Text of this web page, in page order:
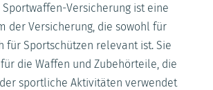
Sportwaffen-Versicherung ist eine
der Versicherung, die sowohl für
für Sportschützen relevant ist. Sie
die Waffen und Zubehörteile, die
sportliche Aktivitäten verwendet